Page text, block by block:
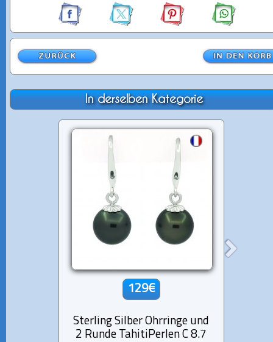
In derselben Kategorie
129€
Sterling Silber Ohrringe und
2 Runde TahitiPerlen C 8.7